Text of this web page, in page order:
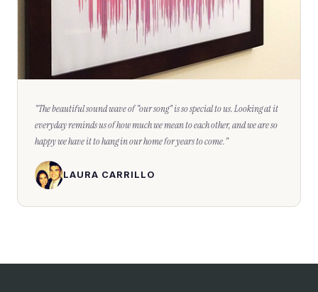
"The beautiful sound wave of "our song" is so special to us. Looking at it
everyday reminds us of how much we mean to each other, and we are so
happy we have it to hang in our home for years to come."
LAURA CARRILLO